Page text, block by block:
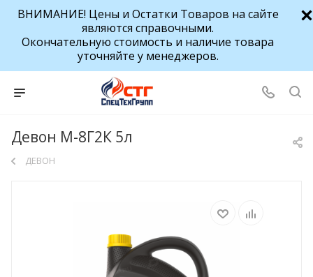
ВНИМАНИЕ! Цены и Остатки Товаров на сайте
являются справочными.
Окончательную стоимость и наличие товара
уточняйте у менеджеров.
Девон М-8Г2К 5л
ДЕВОН